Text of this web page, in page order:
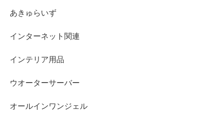
あきゅらいず
インターネット関連
インテリア用品
ウオーターサーバー
オールインワンジェル